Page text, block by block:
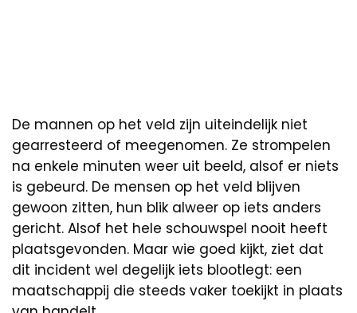
De mannen op het veld zijn uiteindelijk niet
gearresteerd of meegenomen. Ze strompelen
na enkele minuten weer uit beeld, alsof er niets
is gebeurd. De mensen op het veld blijven
gewoon zitten, hun blik alweer op iets anders
gericht. Alsof het hele schouwspel nooit heeft
plaatsgevonden. Maar wie goed kijkt, ziet dat
dit incident wel degelijk iets blootlegt: een
maatschappij die steeds vaker toekijkt in plaats